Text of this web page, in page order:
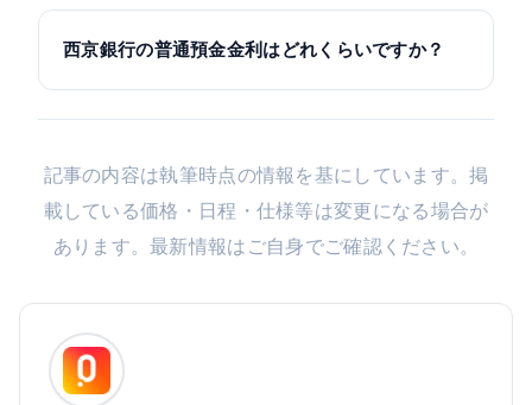
西京銀行の普通預金金利はどれくらいですか？
記事の内容は執筆時点の情報を基にしています。掲
載している価格・日程・仕様等は変更になる場合が
あります。最新情報はご自身でご確認ください。